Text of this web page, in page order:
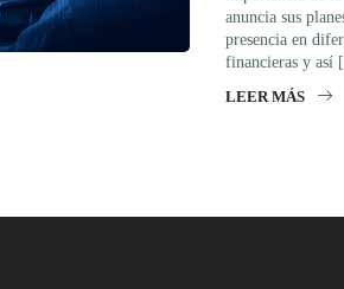
anuncia sus
presencia en
financieras y
LEER MÁS